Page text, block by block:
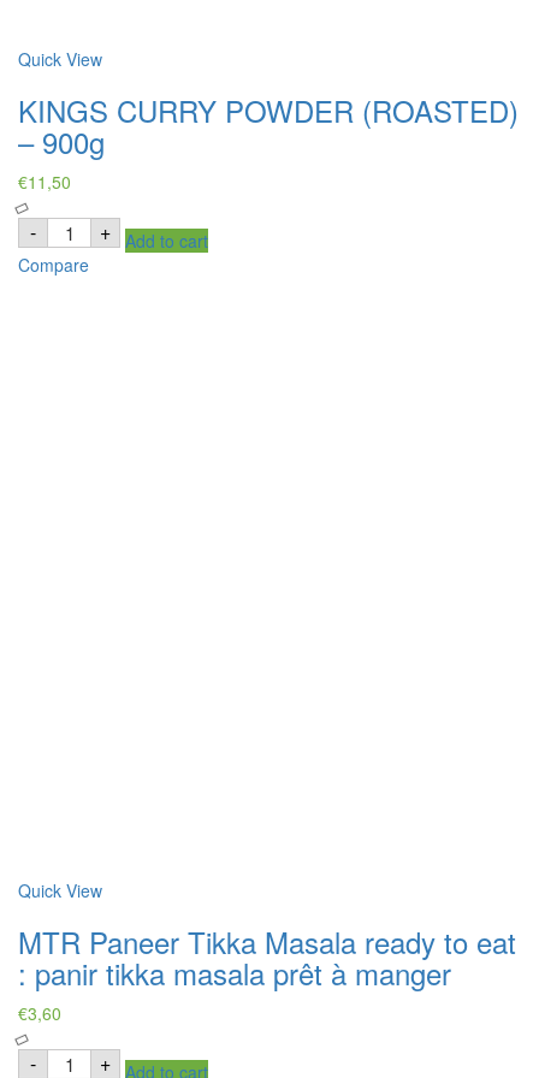
Quick View
KINGS CURRY POWDER (ROASTED)
– 900g
€11,50
- KINGS
CURRY
POWDER
(ROASTED)
+ Add to cart
Compare
Quick View
MTR Paneer Tikka Masala ready to eat
: panir tikka masala prêt à manger
€3,60
- MTR
Paneer+ Add to cart